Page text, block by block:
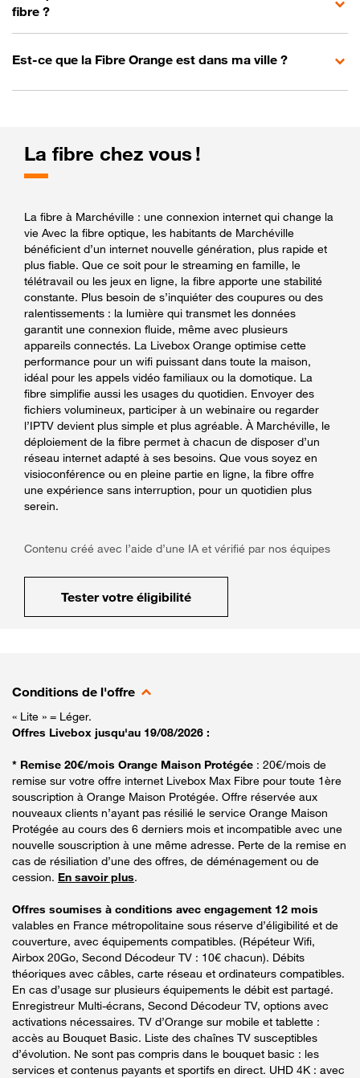
fibre ?
Est-ce que la Fibre Orange est dans ma ville ?
La fibre chez vous !
La fibre à Marchéville : une connexion internet qui change la
vie Avec la fibre optique, les habitants de Marchéville
bénéficient d’un internet nouvelle génération, plus rapide et
plus fiable. Que ce soit pour le streaming en famille, le
télétravail ou les jeux en ligne, la fibre apporte une stabilité
constante. Plus besoin de s’inquiéter des coupures ou des
ralentissements : la lumière qui transmet les données
garantit une connexion fluide, même avec plusieurs
appareils connectés. La Livebox Orange optimise cette
performance pour un wifi puissant dans toute la maison,
idéal pour les appels vidéo familiaux ou la domotique. La
fibre simplifie aussi les usages du quotidien. Envoyer des
fichiers volumineux, participer à un webinaire ou regarder
l’IPTV devient plus simple et plus agréable. À Marchéville, le
déploiement de la fibre permet à chacun de disposer d’un
réseau internet adapté à ses besoins. Que vous soyez en
visioconférence ou en pleine partie en ligne, la fibre offre
une expérience sans interruption, pour un quotidien plus
serein.
Contenu créé avec l’aide d’une IA et vérifié par nos équipes
Tester votre éligibilité
Conditions de l'offre
« Lite » = Léger.
Offres Livebox jusqu'au 19/08/2026 :
* Remise 20€/mois Orange Maison Protégée : 20€/mois de
remise sur votre offre internet Livebox Max Fibre pour toute 1ère
souscription à Orange Maison Protégée. Offre réservée aux
nouveaux clients n’ayant pas résilié le service Orange Maison
Protégée au cours des 6 derniers mois et incompatible avec une
nouvelle souscription à une même adresse. Perte de la remise en
cas de résiliation d’une des offres, de déménagement ou de
cession. En savoir plus.
Offres soumises à conditions avec engagement 12 mois
valables en France métropolitaine sous réserve d’éligibilité et de
couverture, avec équipements compatibles. (Répéteur Wifi,
Airbox 20Go, Second Décodeur TV : 10€ chacun). Débits
théoriques avec câbles, carte réseau et ordinateurs compatibles.
En cas d’usage sur plusieurs équipements le débit est partagé.
Enregistreur Multi-écrans, Second Décodeur TV, options avec
activations nécessaires. TV d’Orange sur mobile et tablette :
accès au Bouquet Basic. Liste des chaînes TV susceptibles
d’évolution. Ne sont pas compris dans le bouquet basic : les
services et contenus payants et sportifs en direct. UHD 4K : avec